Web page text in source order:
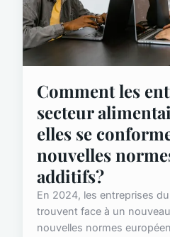
Comment les
secteur
elles se
nouvelles
additifs?
En 2024, les entreprises
trouvent face à un
nouvelles normes